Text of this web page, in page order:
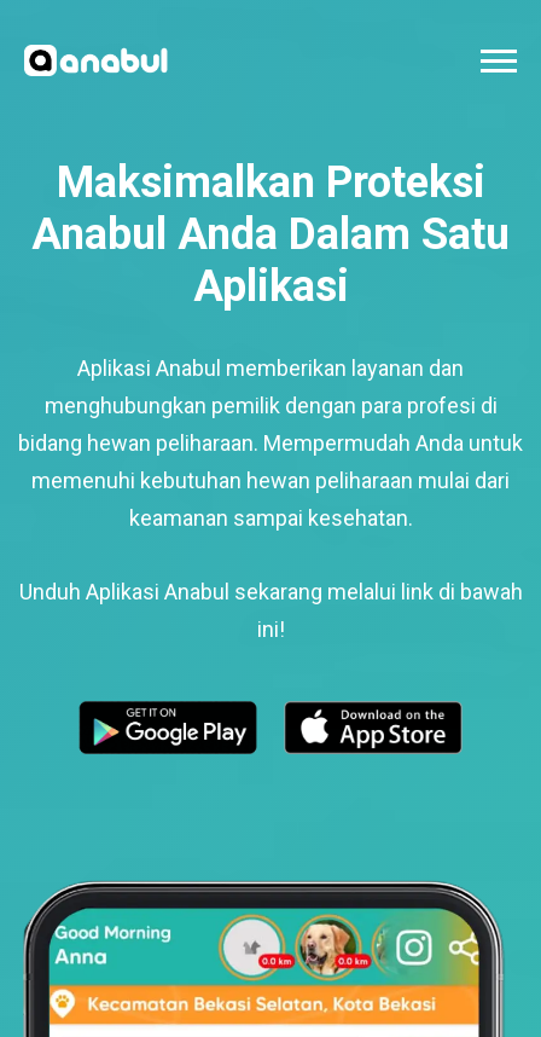
Maksimalkan Proteksi
Anabul Anda Dalam Satu
Aplikasi
Aplikasi Anabul memberikan layanan dan
menghubungkan pemilik dengan para profesi di
bidang hewan peliharaan. Mempermudah Anda untuk
memenuhi kebutuhan hewan peliharaan mulai dari
keamanan sampai kesehatan.
Unduh Aplikasi Anabul sekarang melalui link di bawah
ini!